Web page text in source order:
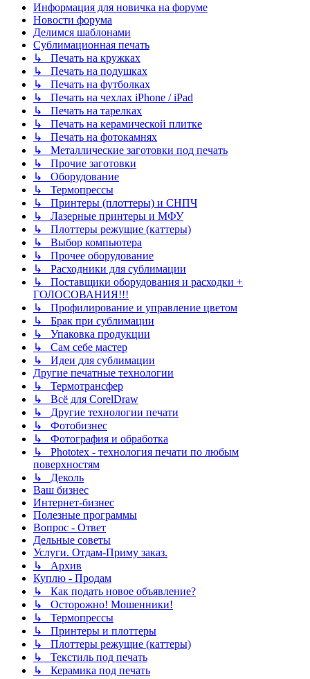
Информация для новичка на форуме
Новости форума
Делимся шаблонами
Сублимационная печать
↳ Печать на кружках
↳ Печать на подушках
↳ Печать на футболках
↳ Печать на чехлах iPhone / iPad
↳ Печать на тарелках
↳ Печать на керамической плитке
↳ Печать на фотокамнях
↳ Металлические заготовки под печать
↳ Прочие заготовки
↳ Оборудование
↳ Термопрессы
↳ Принтеры (плоттеры) и СНПЧ
↳ Лазерные принтеры и МФУ
↳ Плоттеры режущие (каттеры)
↳ Выбор компьютера
↳ Прочее оборудование
↳ Расходники для сублимации
↳ Поставщики оборудования и расходки +
ГОЛОСОВАНИЯ!!!
↳ Профилирование и управление цветом
↳ Брак при сублимации
↳ Упаковка продукции
↳ Сам себе мастер
↳ Идеи для сублимации
Другие печатные технологии
↳ Термотрансфер
↳ Всё для CorelDraw
↳ Другие технологии печати
↳ Фотобизнес
↳ Фотография и обработка
↳ Phototex - технология печати по любым
поверхностям
↳ Деколь
Ваш бизнес
Интернет-бизнес
Полезные программы
Вопрос - Ответ
Дельные советы
Услуги. Отдам-Приму заказ.
↳ Архив
Куплю - Продам
↳ Как подать новое объявление?
↳ Осторожно! Мошенники!
↳ Термопрессы
↳ Принтеры и плоттеры
↳ Плоттеры режущие (каттеры)
↳ Текстиль под печать
↳ Керамика под печать